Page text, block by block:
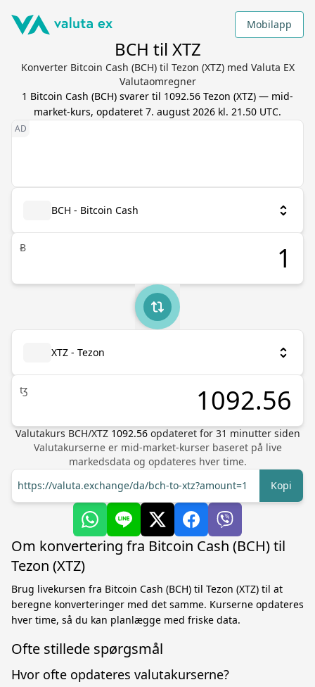
Mobilapp
BCH til XTZ
Konverter Bitcoin Cash (BCH) til Tezon (XTZ) med Valuta EX
Valutaomregner
1 Bitcoin Cash (BCH) svarer til 1092.56 Tezon (XTZ) — mid-
market-kurs, opdateret 7. august 2026 kl. 21.50 UTC.
BCH - Bitcoin Cash
Ƀ
XTZ - Tezon
ꜩ
Valutakurs BCH/XTZ 1092.56 opdateret for 31 minutter siden
Valutakurserne er mid-market-kurser baseret på live
markedsdata og opdateres hver time.
https://valuta.exchange/da/bch-to-xtz?amount=1
Kopi
Om konvertering fra Bitcoin Cash (BCH) til
Tezon (XTZ)
Brug livekursen fra Bitcoin Cash (BCH) til Tezon (XTZ) til at
beregne konverteringer med det samme. Kurserne opdateres
hver time, så du kan planlægge med friske data.
Ofte stillede spørgsmål
Hvor ofte opdateres valutakurserne?